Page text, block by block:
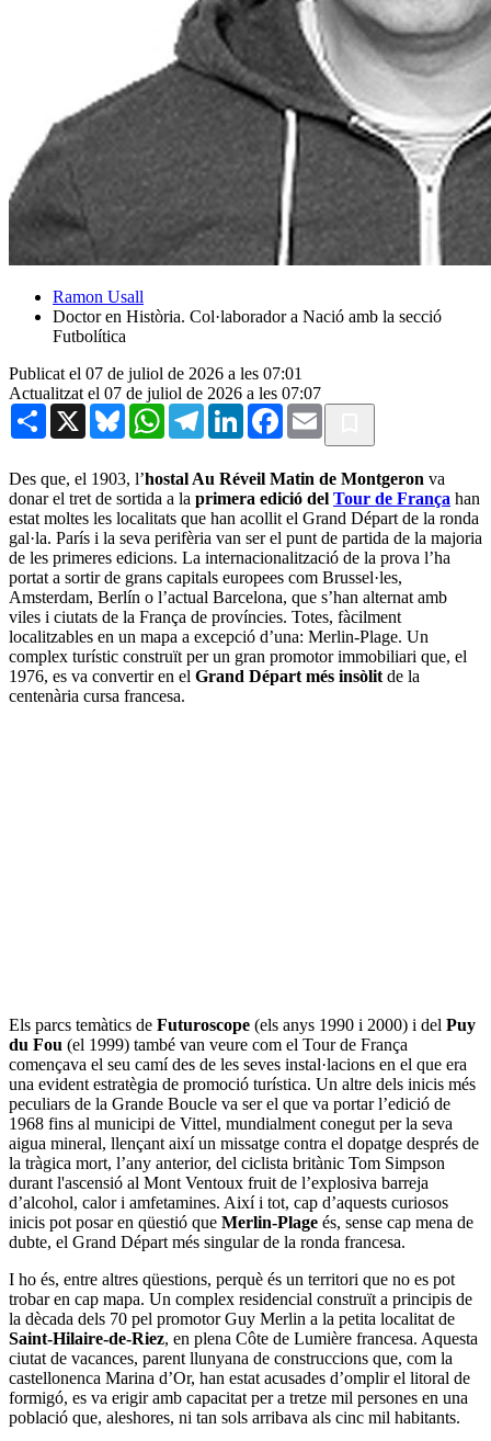
Ramon Usall
Doctor en Història. Col·laborador a Nació amb la secció
Futbolítica
Publicat el 07 de juliol de 2026 a les 07:01
Actualitzat el 07 de juliol de 2026 a les 07:07
Share X BlueskyWhatsAppTelegramLinkedInFacebook
Email
Des que, el 1903, l’hostal Au Réveil Matin de Montgeron va
donar el tret de sortida a la primera edició del Tour de França han
estat moltes les localitats que han acollit el Grand Départ de la ronda
gal·la. París i la seva perifèria van ser el punt de partida de la majoria
de les primeres edicions. La internacionalització de la prova l’ha
portat a sortir de grans capitals europees com Brussel·les,
Amsterdam, Berlín o l’actual Barcelona, que s’han alternat amb
viles i ciutats de la França de províncies. Totes, fàcilment
localitzables en un mapa a excepció d’una: Merlin-Plage. Un
complex turístic construït per un gran promotor immobiliari que, el
1976, es va convertir en el Grand Départ més insòlit de la
centenària cursa francesa.
Els parcs temàtics de Futuroscope (els anys 1990 i 2000) i del Puy
du Fou (el 1999) també van veure com el Tour de França
començava el seu camí des de les seves instal·lacions en el que era
una evident estratègia de promoció turística. Un altre dels inicis més
peculiars de la Grande Boucle va ser el que va portar l’edició de
1968 fins al municipi de Vittel, mundialment conegut per la seva
aigua mineral, llençant així un missatge contra el dopatge després de
la tràgica mort, l’any anterior, del ciclista britànic Tom Simpson
durant l'ascensió al Mont Ventoux fruit de l’explosiva barreja
d’alcohol, calor i amfetamines. Així i tot, cap d’aquests curiosos
inicis pot posar en qüestió que Merlin-Plage és, sense cap mena de
dubte, el Grand Départ més singular de la ronda francesa.
I ho és, entre altres qüestions, perquè és un territori que no es pot
trobar en cap mapa. Un complex residencial construït a principis de
la dècada dels 70 pel promotor Guy Merlin a la petita localitat de
Saint-Hilaire-de-Riez, en plena Côte de Lumière francesa. Aquesta
ciutat de vacances, parent llunyana de construccions que, com la
castellonenca Marina d’Or, han estat acusades d’omplir el litoral de
formigó, es va erigir amb capacitat per a tretze mil persones en una
població que, aleshores, ni tan sols arribava als cinc mil habitants.